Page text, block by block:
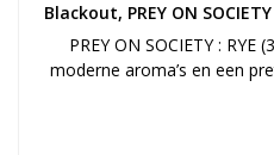
Blackout, PREY ON
PREY ON SOCIETY :
moderne aroma’s en een